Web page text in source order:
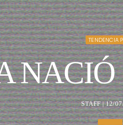
TENDENCIA
STAFF | 12/